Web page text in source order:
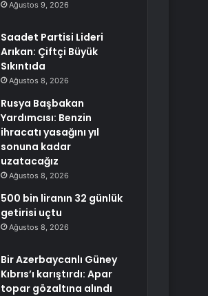
Ağustos 9, 2026
Saadet Partisi Lideri
Arıkan: Çiftçi Büyük
Sıkıntıda
Ağustos 8, 2026
Rusya Başbakan
Yardımcısı: Benzin
ihracatı yasağını yıl
sonuna kadar
uzatacağız
Ağustos 8, 2026
500 bin liranın 32 günlük
getirisi uçtu
Ağustos 8, 2026
Bir Azerbaycanlı Güney
Kıbrıs’ı karıştırdı: Apar
topar gözaltına alındı